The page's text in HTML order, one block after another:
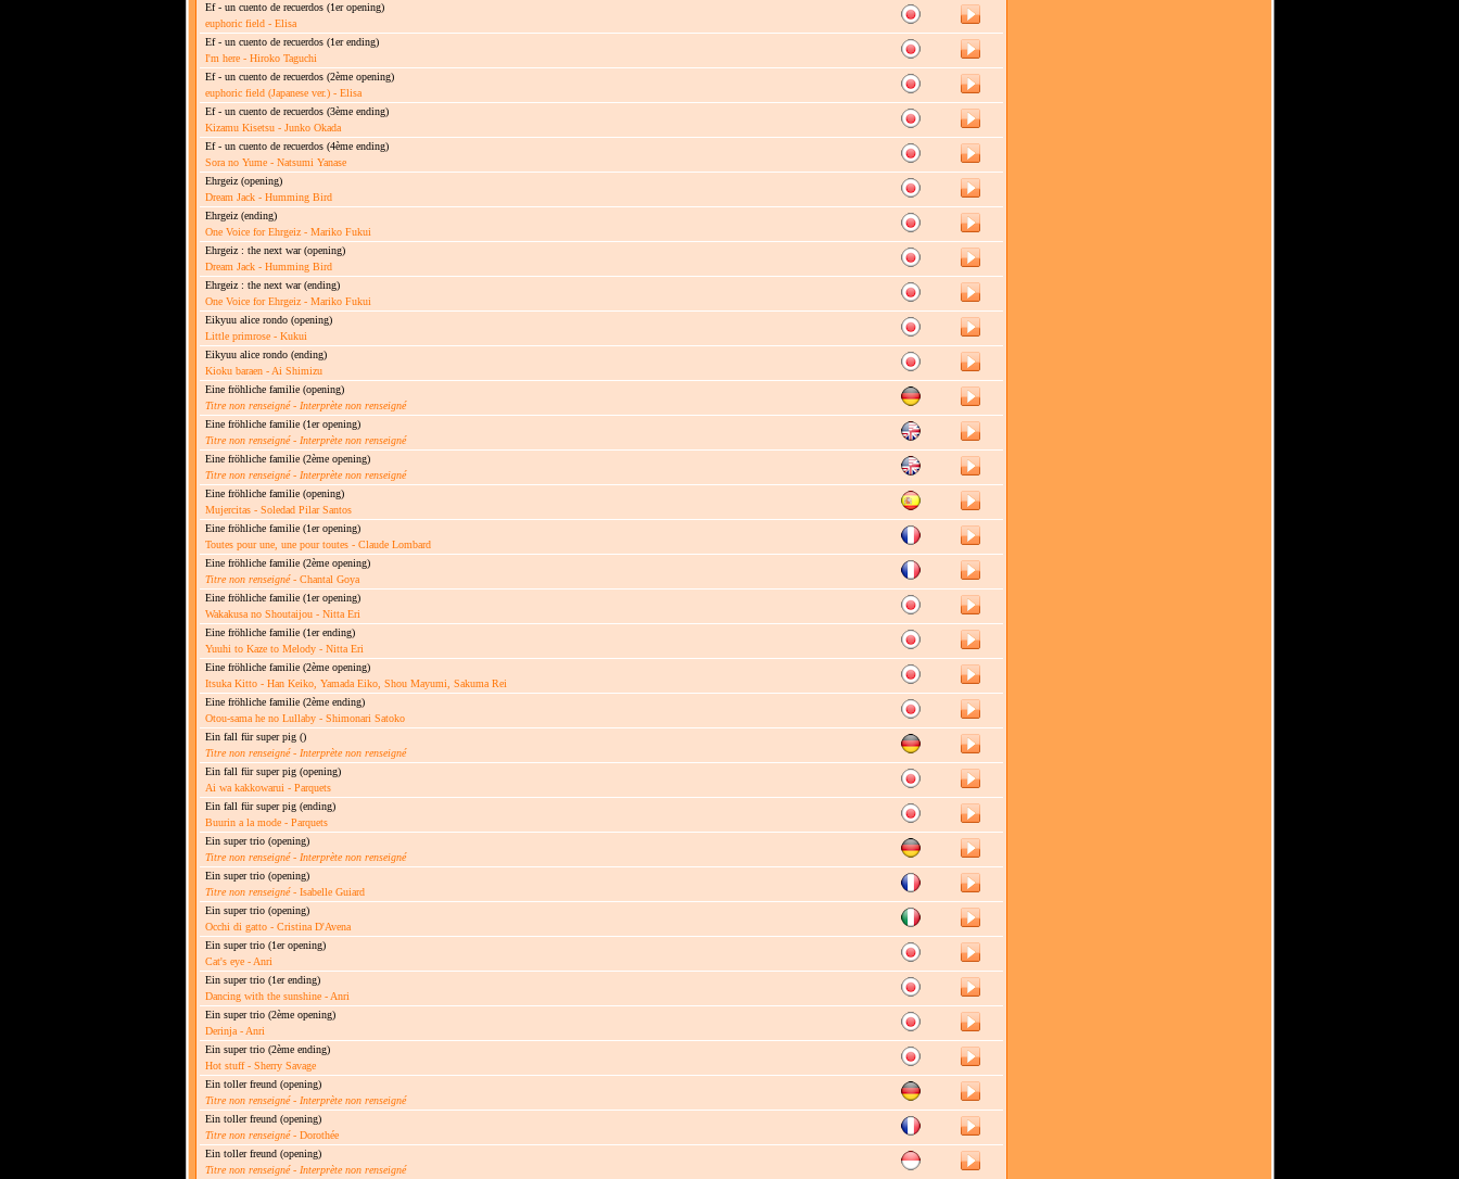
Ef - un cuento de recuerdos(1er opening)
euphoric field - Elisa
Ef - un cuento de recuerdos(1er ending)
I'm here - Hiroko Taguchi
Ef - un cuento de recuerdos(2ème opening)
euphoric field (Japanese ver.) - Elisa
Ef - un cuento de recuerdos(3ème ending)
Kizamu Kisetsu - Junko Okada
Ef - un cuento de recuerdos(4ème ending)
Sora no Yume - Natsumi Yanase
Ehrgeiz(opening)
Dream Jack - Humming Bird
Ehrgeiz(ending)
One Voice for Ehrgeiz - Mariko Fukui
Ehrgeiz : the next war(opening)
Dream Jack - Humming Bird
Ehrgeiz : the next war(ending)
One Voice for Ehrgeiz - Mariko Fukui
Eikyuu alice rondo(opening)
Little primrose - Kukui
Eikyuu alice rondo(ending)
Kioku baraen - Ai Shimizu
Eine fröhliche familie(opening)
Titre non renseigné- Interprète non renseigné
Eine fröhliche familie(1er opening)
Titre non renseigné- Interprète non renseigné
Eine fröhliche familie(2ème opening)
Titre non renseigné- Interprète non renseigné
Eine fröhliche familie(opening)
Mujercitas - Soledad Pilar Santos
Eine fröhliche familie(1er opening)
Toutes pour une, une pour toutes - Claude Lombard
Eine fröhliche familie(2ème opening)
Titre non renseigné- Chantal Goya
Eine fröhliche familie(1er opening)
Wakakusa no Shoutaijou - Nitta Eri
Eine fröhliche familie(1er ending)
Yuuhi to Kaze to Melody - Nitta Eri
Eine fröhliche familie(2ème opening)
Itsuka Kitto - Han Keiko, Yamada Eiko, Shou Mayumi, Sakuma Rei
Eine fröhliche familie(2ème ending)
Otou-sama he no Lullaby - Shimonari Satoko
Ein fall für super pig()
Titre non renseigné- Interprète non renseigné
Ein fall für super pig(opening)
Ai wa kakkowarui - Parquets
Ein fall für super pig(ending)
Buurin a la mode - Parquets
Ein super trio(opening)
Titre non renseigné- Interprète non renseigné
Ein super trio(opening)
Titre non renseigné- Isabelle Guiard
Ein super trio(opening)
Occhi di gatto - Cristina D'Avena
Ein super trio(1er opening)
Cat's eye - Anri
Ein super trio(1er ending)
Dancing with the sunshine - Anri
Ein super trio(2ème opening)
Derinja - Anri
Ein super trio(2ème ending)
Hot stuff - Sherry Savage
Ein toller freund(opening)
Titre non renseigné- Interprète non renseigné
Ein toller freund(opening)
Titre non renseigné- Dorothée
Ein toller freund(opening)
Titre non renseigné- Interprète non renseigné